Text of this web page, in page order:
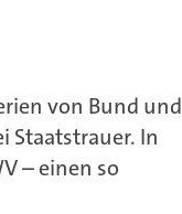
von Bund und
Staatstrauer. In
– einen so